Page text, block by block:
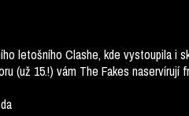
letošního Clashe, kde vystoupila i
(už 15.!) vám The Fakes naservírují